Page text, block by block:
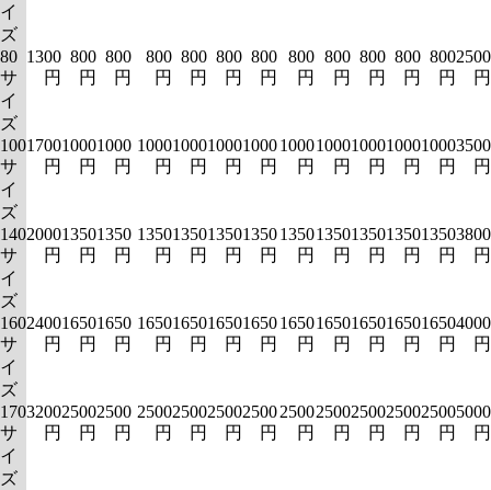
イ
ズ
80
サ
イ
ズ
1300
円
800
円
800
円
800
円
800
円
800
円
800
円
800
円
800
円
800
円
800
円
800
円
2500
円
100
サ
イ
ズ
1700
円
1000
円
1000
円
1000
円
1000
円
1000
円
1000
円
1000
円
1000
円
1000
円
1000
円
1000
円
3500
円
140
サ
イ
ズ
2000
円
1350
円
1350
円
1350
円
1350
円
1350
円
1350
円
1350
円
1350
円
1350
円
1350
円
1350
円
3800
円
160
サ
イ
ズ
2400
円
1650
円
1650
円
1650
円
1650
円
1650
円
1650
円
1650
円
1650
円
1650
円
1650
円
1650
円
4000
円
170
サ
イ
ズ
3200
円
2500
円
2500
円
2500
円
2500
円
2500
円
2500
円
2500
円
2500
円
2500
円
2500
円
2500
円
5000
円